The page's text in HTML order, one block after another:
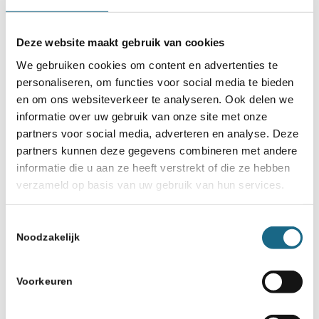
Deze website maakt gebruik van cookies
We gebruiken cookies om content en advertenties te
personaliseren, om functies voor social media te bieden
en om ons websiteverkeer te analyseren. Ook delen we
informatie over uw gebruik van onze site met onze
partners voor social media, adverteren en analyse. Deze
partners kunnen deze gegevens combineren met andere
informatie die u aan ze heeft verstrekt of die ze hebben
verzameld op basis van uw gebruik van hun services.
Noodzakelijk
Voorkeuren
Rapid Jubileumtoernooi Rijssen
6 augustus 2026